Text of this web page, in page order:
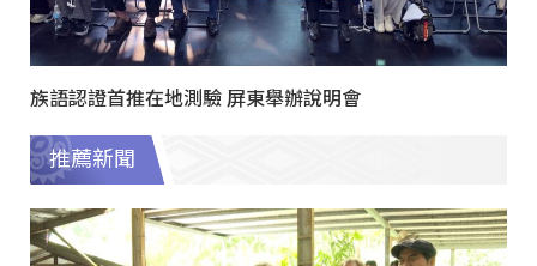
族語認證首推在地測驗 屏東舉辦說明會
推薦新聞